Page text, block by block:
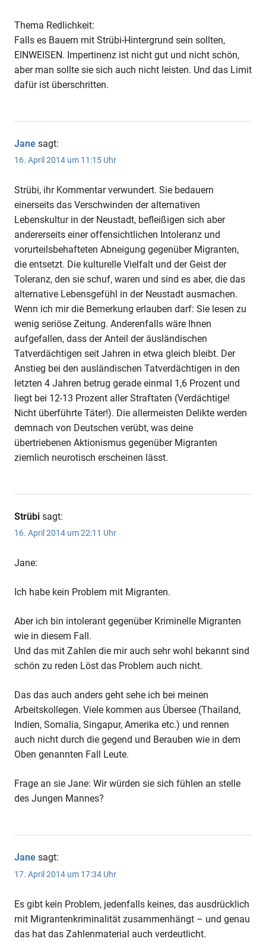
Thema Redlichkeit:
Falls es Bauern mit Strübi-Hintergrund sein sollten,
EINWEISEN. Impertinenz ist nicht gut und nicht schön,
aber man sollte sie sich auch nicht leisten. Und das Limit
dafür ist überschritten.
Jane sagt:
16. April 2014 um 11:15 Uhr
Strübi, ihr Kommentar verwundert. Sie bedauern
einerseits das Verschwinden der alternativen
Lebenskultur in der Neustadt, befleißigen sich aber
andererseits einer offensichtlichen Intoleranz und
vorurteilsbehafteten Abneigung gegenüber Migranten,
die entsetzt. Die kulturelle Vielfalt und der Geist der
Toleranz, den sie schuf, waren und sind es aber, die das
alternative Lebensgefühl in der Neustadt ausmachen.
Wenn ich mir die Bemerkung erlauben darf: Sie lesen zu
wenig seriöse Zeitung. Anderenfalls wäre Ihnen
aufgefallen, dass der Anteil der äusländischen
Tatverdächtigen seit Jahren in etwa gleich bleibt. Der
Anstieg bei den ausländischen Tatverdächtigen in den
letzten 4 Jahren betrug gerade einmal 1,6 Prozent und
liegt bei 12-13 Prozent aller Straftaten (Verdächtige!
Nicht überführte Täter!). Die allermeisten Delikte werden
demnach von Deutschen verübt, was deine
übertriebenen Aktionismus gegenüber Migranten
ziemlich neurotisch erscheinen lässt.
Strübi sagt:
16. April 2014 um 22:11 Uhr
Jane:
Ich habe kein Problem mit Migranten.
Aber ich bin intolerant gegenüber Kriminelle Migranten
wie in diesem Fall.
Und das mit Zahlen die mir auch sehr wohl bekannt sind
schön zu reden Löst das Problem auch nicht.
Das das auch anders geht sehe ich bei meinen
Arbeitskollegen. Viele kommen aus Übersee (Thailand,
Indien, Somalia, Singapur, Amerika etc.) und rennen
auch nicht durch die gegend und Berauben wie in dem
Oben genannten Fall Leute.
Frage an sie Jane: Wir würden sie sich fühlen an stelle
des Jungen Mannes?
Jane sagt:
17. April 2014 um 17:34 Uhr
Es gibt kein Problem, jedenfalls keines, das ausdrücklich
mit Migrantenkriminalität zusammenhängt – und genau
das hat das Zahlenmaterial auch verdeutlicht.